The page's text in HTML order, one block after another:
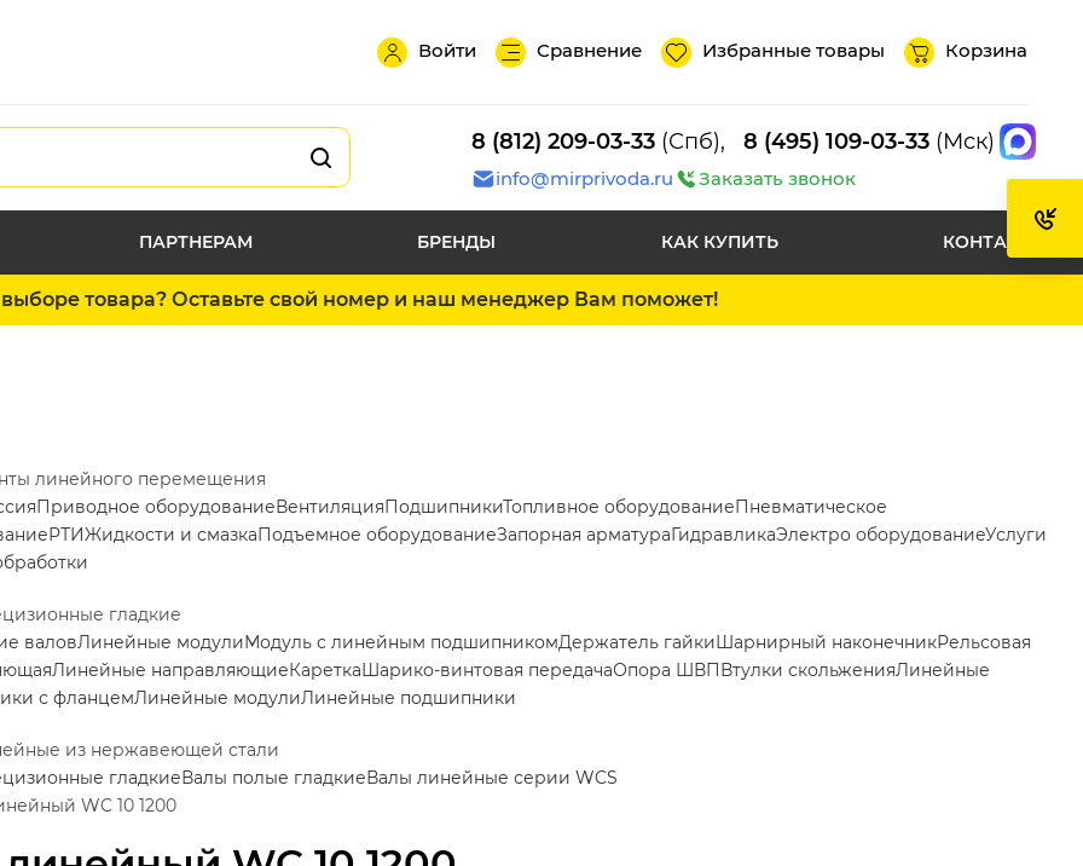
Войти Сравнение Избранные товары Корзина
8 (812) 209-03-33 (Спб), 8 (495) 109-03-33 (Мск)
info@mirprivoda.ru Заказать звонок
ПАРТНЕРАМ БРЕНДЫ КАК КУПИТЬ КОНТАКТЫ
товара? Оставьте свой номер и наш менеджер Вам поможет!
линейного перемещения
Приводное оборудованиеВентиляцияПодшипникиТопливное оборудованиеПневматическое
РТИЖидкости и смазкаПодъемное оборудованиеЗапорная арматураГидравликаЭлектро оборудованиеУслуги
гладкие
валовЛинейные модулиМодуль с линейным подшипникомДержатель гайкиШарнирный наконечникРельсовая
Линейные направляющиеКареткаШарико-винтовая передачаОпора ШВПВтулки скольженияЛинейные
с фланцемЛинейные модулиЛинейные подшипники
из нержавеющей стали
гладкиеВалы полые гладкиеВалы линейные серии WCS
WC 10 1200